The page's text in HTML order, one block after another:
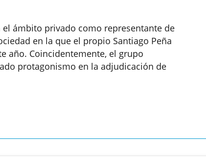
el ámbito privado como representante de
en la que el propio Santiago Peña
año. Coincidentemente, el grupo
protagonismo en la adjudicación de